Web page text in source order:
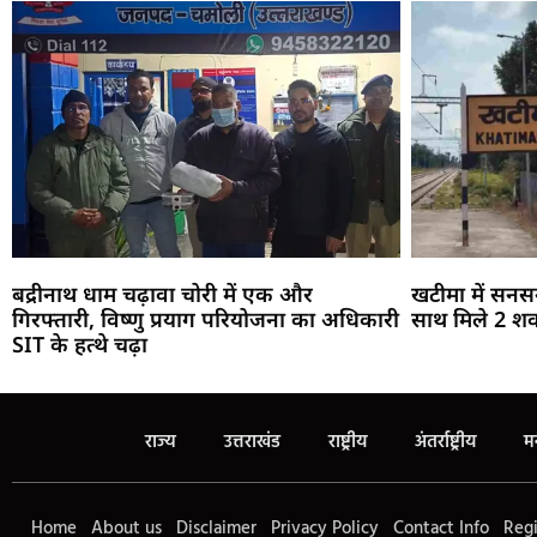
बद्रीनाथ धाम चढ़ावा चोरी में एक और
गिरफ्तारी, विष्णु प्रयाग परियोजना का अधिकारी
SIT के हत्थे चढ़ा
खटीमा में
साथ मिले 2
राज्य उत्तराखंड राष्ट्रीय अंतर्राष्ट्रीय
Home About us Disclaimer Privacy Policy Contact Info